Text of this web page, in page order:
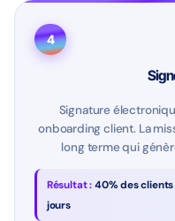
4
Signature
onboarding client. La
long terme qui
Résultat :40% des clients
jours